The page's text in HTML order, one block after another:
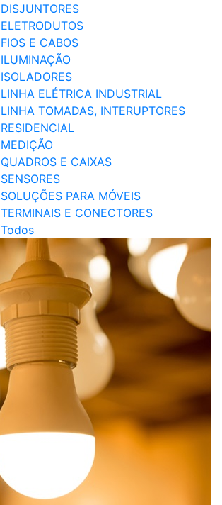
DISJUNTORES
ELETRODUTOS
FIOS E CABOS
ILUMINAÇÃO
ISOLADORES
LINHA ELÉTRICA INDUSTRIAL
LINHA TOMADAS, INTERUPTORES
RESIDENCIAL
MEDIÇÃO
QUADROS E CAIXAS
SENSORES
SOLUÇÕES PARA MÓVEIS
TERMINAIS E CONECTORES
Todos